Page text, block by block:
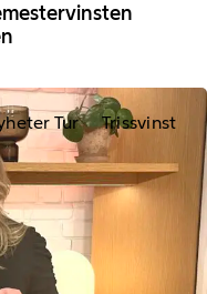
Tur Trissvinst